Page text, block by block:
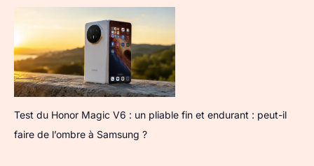
Test du Honor Magic V6 : un pliable fin et endurant : peut-il
faire de l’ombre à Samsung ?